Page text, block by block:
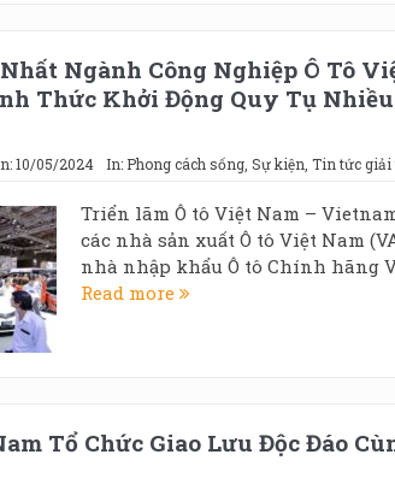
Ngành Công Nghiệp Ô Tô
Thức Khởi Động Quy Tụ
10/05/2024 In: Phong cách sống, Sự kiện Tin tức giải
Triển lãm Ô tô Việt Nam –
các nhà sản xuất Ô tô Việt Nam
nhà nhập khẩu Ô tô Chính hãng
Read more
Tổ Chức Giao Lưu Độc Đáo